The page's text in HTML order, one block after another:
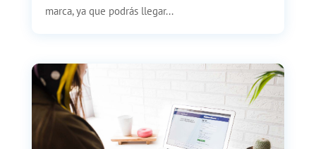
marca, ya que podrás llegar...